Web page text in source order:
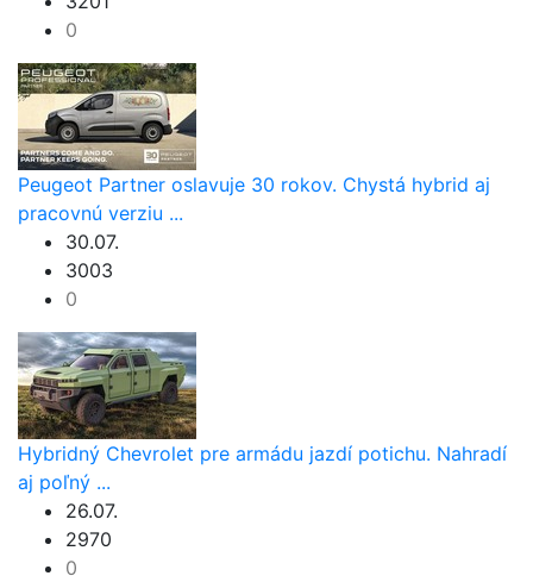
0
Peugeot Partner oslavuje 30 rokov. Chystá hybrid aj
pracovnú verziu ...
30.07.
3003
0
Hybridný Chevrolet pre armádu jazdí potichu. Nahradí
aj poľný ...
26.07.
2970
0